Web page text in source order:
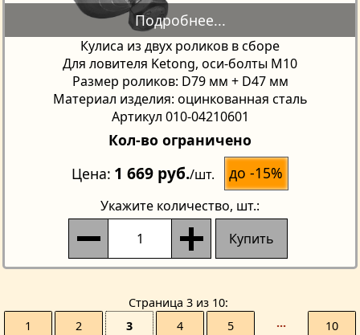
Кулиса из двух роликов в сборе
Для ловителя Ketong, оси-болты М10
Размер роликов: D79 мм + D47 мм
Материал изделия: оцинкованная сталь
Артикул 010-04210601
Кол-во ограничено
Цена 1 669 руб./шт. до -15%
Укажите количество, шт.:
Купить
Страницa 3 из 10
1
2 3 4 5 ··· 10